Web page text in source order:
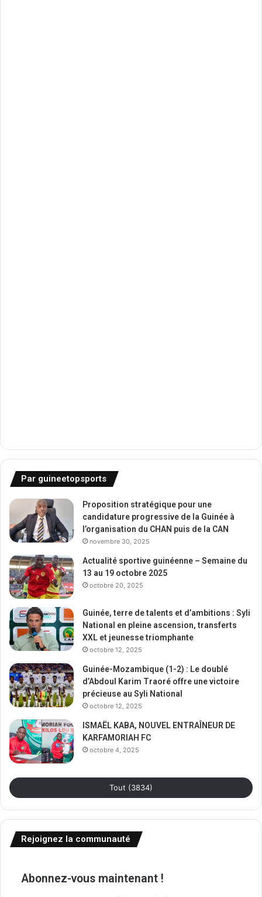
Par guineetopsports
Proposition stratégique pour une
candidature progressive de la Guinée à
l’organisation du CHAN puis de la CAN
novembre 30, 2025
Actualité sportive guinéenne – Semaine du
13 au 19 octobre 2025
octobre 20, 2025
Guinée, terre de talents et d’ambitions : Syli
National en pleine ascension, transferts
XXL et jeunesse triomphante
octobre 12, 2025
Guinée-Mozambique (1-2) : Le doublé
d’Abdoul Karim Traoré offre une victoire
précieuse au Syli National
octobre 12, 2025
ISMAËL KABA, NOUVEL ENTRAÎNEUR DE
KARFAMORIAH FC
octobre 4, 2025
Tout (3834)
Rejoignez la communauté
Abonnez-vous maintenant !